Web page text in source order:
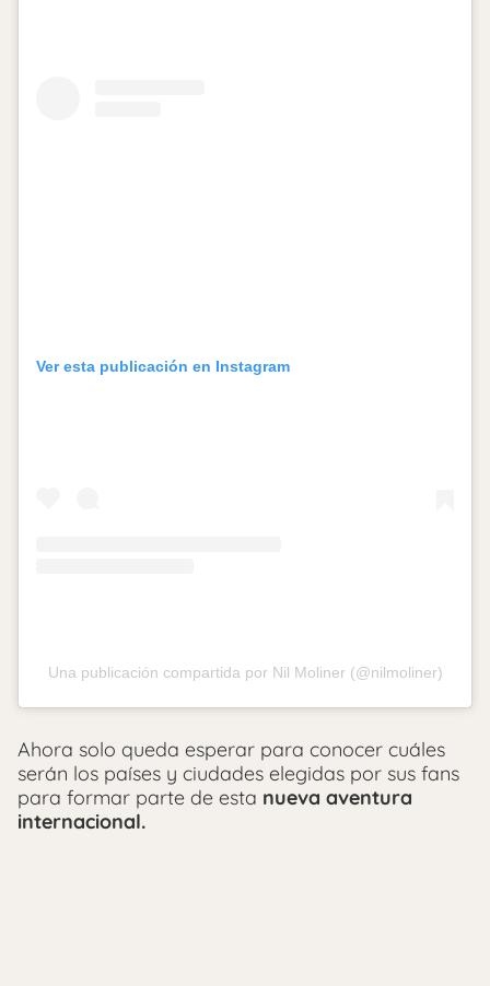
Ver esta publicación en Instagram
Una publicación compartida por Nil Moliner (@nilmoliner)
Ahora solo queda esperar para conocer cuáles
serán los países y ciudades elegidas por sus fans
para formar parte de esta nueva aventura
internacional.